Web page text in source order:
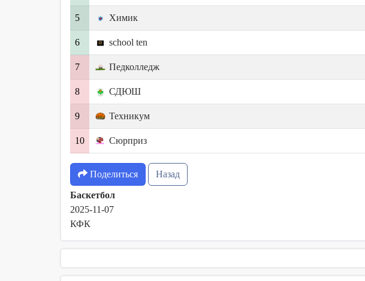
5 Химик
6 school ten
7 Педколледж
8 СДЮШ
9 Техникум
10 Сюрприз
Поделиться Назад
Баскетбол
2025-11-07
КФК